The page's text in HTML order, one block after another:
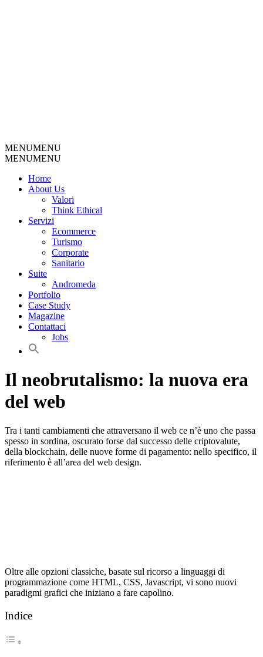
MENUMENU
MENUMENU
Home
About Us
Valori
Think Ethical
Servizi
Ecommerce
Turismo
Corporate
Sanitario
Suite
Andromeda
Portfolio
Case Study
Magazine
Contattaci
Jobs
Il neobrutalismo: la nuova era
del web
Tra i tanti cambiamenti che attraversano il web ce n’è uno che passa
spesso in sordina, oscurato forse dal successo delle criptovalute,
della blockchain, delle nuove forme di pagamento: nello specifico, il
riferimento è all’area del web design.
Oltre alle opzioni classiche, basate sul ricorso a linguaggi di
programmazione come HTML, CSS, Javascript, vi sono nuovi
paradigmi grafici che iniziano a fare capolino.
Indice